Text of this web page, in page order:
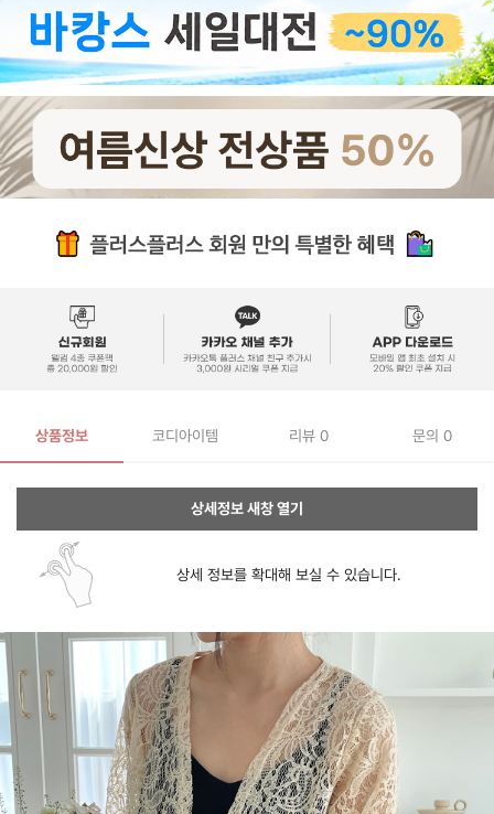
상품정보 코디아이템 리뷰 0 문의 0
상세정보 새창 열기
상세 정보를 확대해 보실 수 있습니다.